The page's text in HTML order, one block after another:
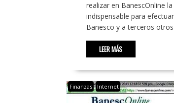
realizar en BanescOnline
indispensable para
Banesco y a terceros
LEER MÁS
Finanzas Internet